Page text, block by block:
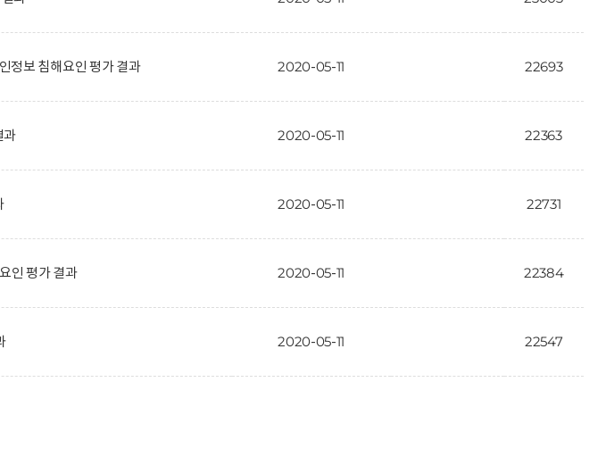
정보 침해요인 평가 결과 2020-05-11 22693
과 2020-05-11 22363
2020-05-11 22731
인 평가 결과 2020-05-11 22384
2020-05-11 22547